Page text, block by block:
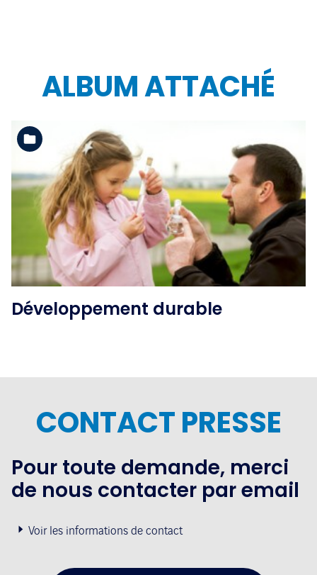
ALBUM ATTACHÉ
Voir l'album
Développement durable
CONTACT PRESSE
Pour toute demande, merci
de nous contacter par email
Voir les informations de contact